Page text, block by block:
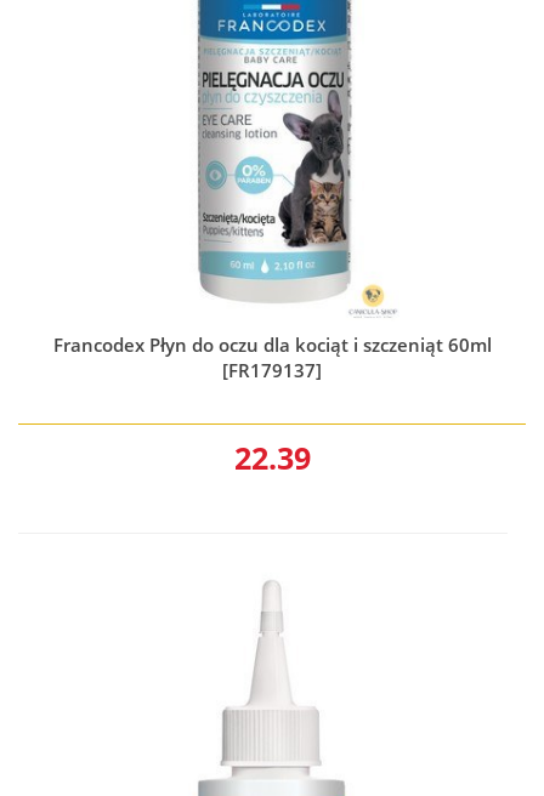
Francodex Płyn do oczu dla kociąt i szczeniąt 60ml
[FR179137]
22.39